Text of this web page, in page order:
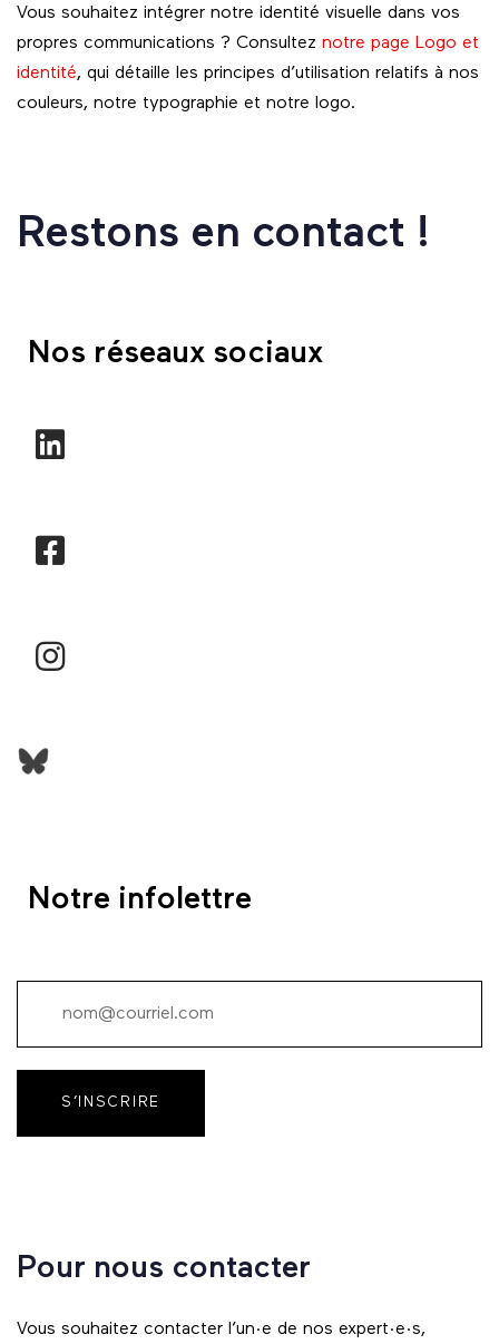
Vous souhaitez intégrer notre identité visuelle dans vos
propres communications ? Consultez notre page Logo et
identité, qui détaille les principes d’utilisation relatifs à nos
couleurs, notre typographie et notre logo.
Restons en contact !
Nos réseaux sociaux
Notre infolettre
S’INSCRIRE
Pour nous contacter
Vous souhaitez contacter l’un·e de nos expert·e·s,